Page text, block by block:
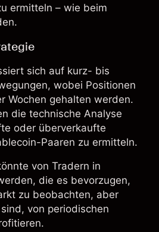
ermitteln – wie beim
sich auf kurz- bis
wobei Positionen
Wochen gehalten werden.
die technische Analyse
oder überverkaufte
Paaren zu ermitteln.
von Tradern in
die es bevorzugen,
zu beobachten, aber
von periodischen